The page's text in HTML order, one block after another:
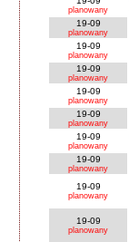
planowany
19-09
planowany
19-09
planowany
19-09
planowany
19-09
planowany
19-09
planowany
19-09
planowany
19-09
planowany
19-09
planowany
19-09
planowany